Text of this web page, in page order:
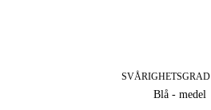
SVÅRIGHETSGRAD
Blå - medel